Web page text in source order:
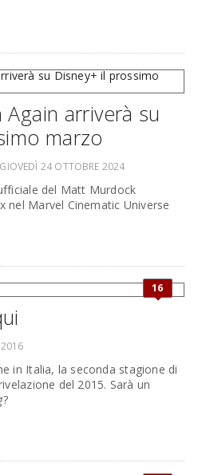
arriverà su
marzo
GIOVEDÌ 24 OTTOBRE 2024
del Matt Murdock
nel Marvel Cinematic Universe
16
in Italia, la seconda stagione di
del 2015. Sarà un
?